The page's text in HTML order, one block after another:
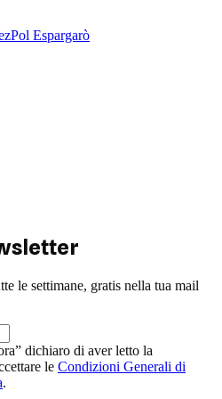
Pol Espargarò
le settimane, gratis nella tua mail
dichiaro di aver letto la
le Condizioni Generali di
.